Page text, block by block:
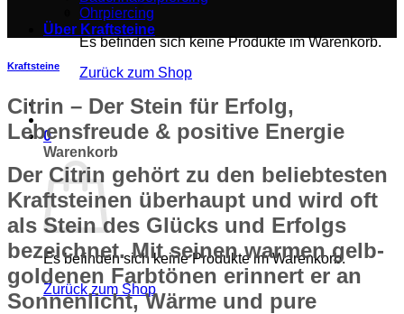
Es befinden sich keine Produkte im Warenkorb.
Zurück zum Shop
0
Warenkorb
Es befinden sich keine Produkte im Warenkorb.
Zurück zum Shop
Ohrpiercing
Über Kraftsteine
Kraftsteine
Citrin – Der Stein für Erfolg,
Lebensfreude & positive Energie
Der Citrin gehört zu den beliebtesten
Kraftsteinen überhaupt und wird oft
als Stein des Glücks und Erfolgs
bezeichnet. Mit seinen warmen gelb-
goldenen Farbtönen erinnert er an
Sonnenlicht, Wärme und pure